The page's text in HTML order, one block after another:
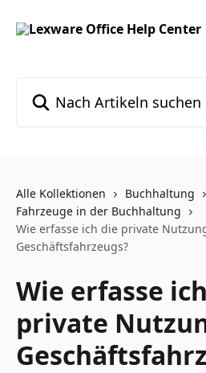
Alle Kollektionen
Buchhaltung
Fahrzeuge in der Buchhaltung
Wie erfasse ich die private
Geschäftsfahrzeugs?
Wie erfasse
private